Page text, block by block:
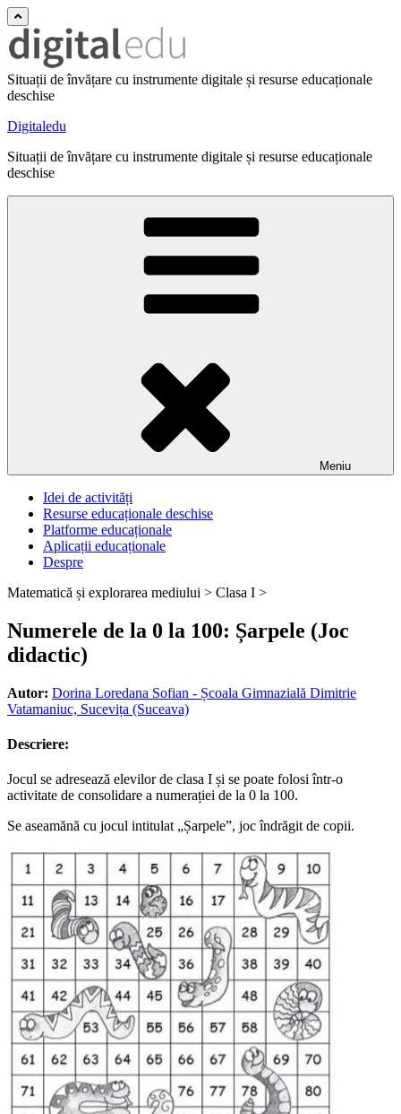
Situații de învățare cu instrumente digitale și resurse educaționale
deschise
Digitaledu
Situații de învățare cu instrumente digitale și resurse educaționale
deschise
Meniu
Idei de activități
Resurse educaționale deschise
Platforme educaționale
Aplicații educaționale
Despre
Matematică și explorarea mediului > Clasa I >
Numerele de la 0 la 100: Șarpele (Joc
didactic)
Autor: Dorina Loredana Sofian - Școala Gimnazială Dimitrie
Vatamaniuc, Sucevița (Suceava)
Descriere:
Jocul se adresează elevilor de clasa I și se poate folosi într-o
activitate de consolidare a numerației de la 0 la 100.
Se aseamănă cu jocul intitulat „Șarpele”, joc îndrăgit de copii.